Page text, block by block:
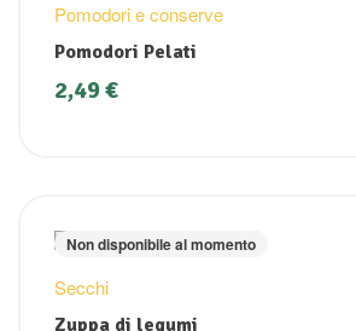
Pomodori e conserve
Pomodori Pelati
2,49€
Non disponibile al momento
Secchi
Zuppa di legumi